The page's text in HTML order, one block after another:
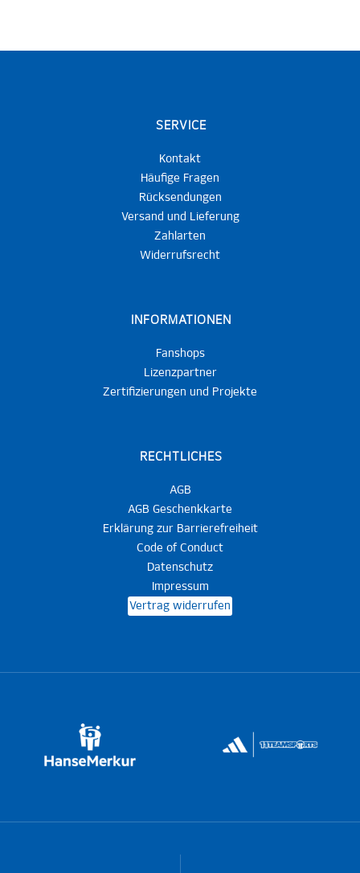
SERVICE
Kontakt
Häufige Fragen
Rücksendungen
Versand und Lieferung
Zahlarten
Widerrufsrecht
INFORMATIONEN
Fanshops
Lizenzpartner
Zertifizierungen und Projekte
RECHTLICHES
AGB
AGB Geschenkkarte
Erklärung zur Barrierefreiheit
Code of Conduct
Datenschutz
Impressum
Vertrag widerrufen